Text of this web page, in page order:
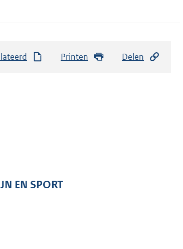
Printen Delen
EN SPORT